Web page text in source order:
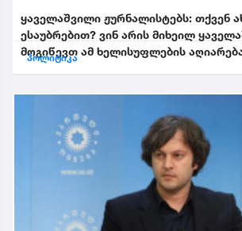
ყაველაშვილი ჟურნალისტებს: თქვენ
ესაუბრებით? ვინ არის მიხეილ
მოგიწევთ ამ ხელისუფლების
განიდევნებით, გაიწე...
პოლიტიკა